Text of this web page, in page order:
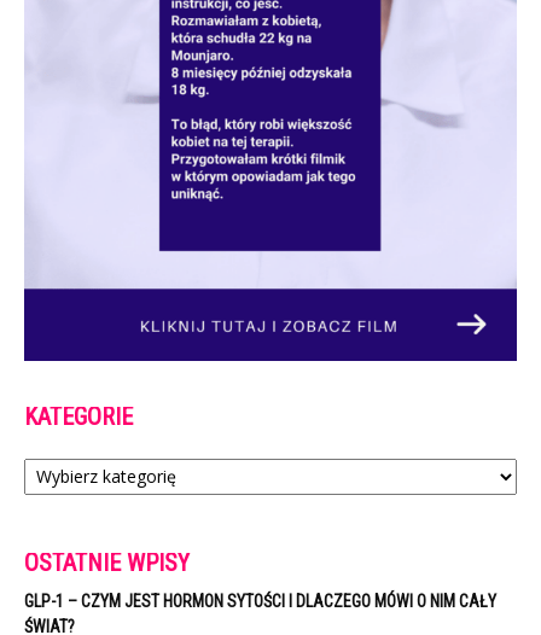
KATEGORIE
Kategorie
OSTATNIE WPISY
GLP-1 – CZYM JEST HORMON SYTOŚCI I DLACZEGO MÓWI O NIM CAŁY
ŚWIAT?